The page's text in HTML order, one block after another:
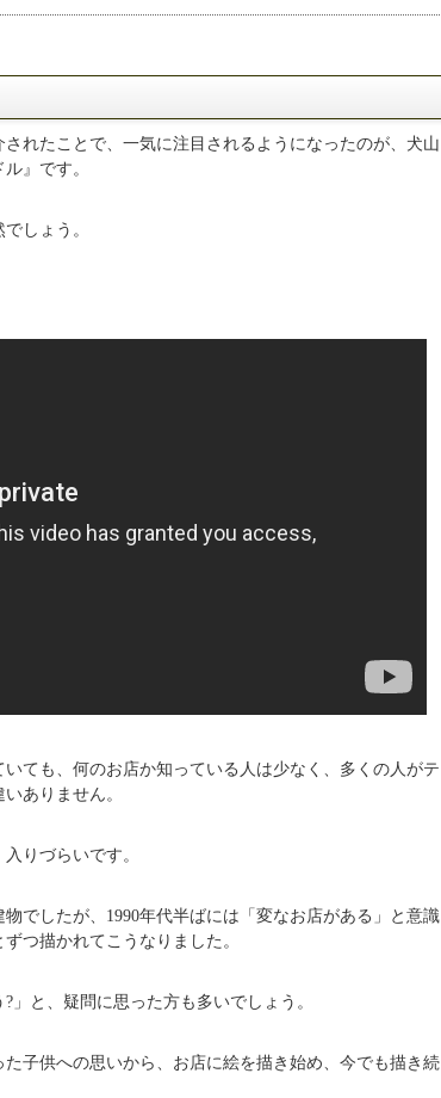
れたことで、一気に注目されるようになったのが、犬山
』です。
しょう。
ても、何のお店か知っている人は少なく、多くの人がテ
ありません。
りづらいです。
でしたが、1990年代半ばには「変なお店がある」と意識
つ描かれてこうなりました。
」と、疑問に思った方も多いでしょう。
子供への思いから、お店に絵を描き始め、今でも描き続